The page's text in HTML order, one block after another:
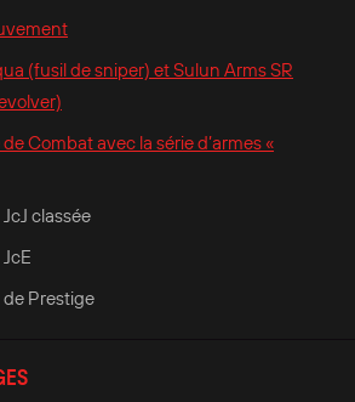
(fusil de sniper) et Sulun Arms SR
Combat avec la série d’armes «
classée
Prestige